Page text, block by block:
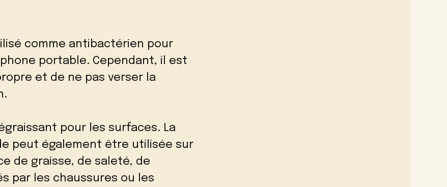
comme antibactérien pour
portable. Cependant, il est
et de ne pas verser la
pour les surfaces. La
peut également être utilisée sur
de graisse, de saleté, de
par les chaussures ou les